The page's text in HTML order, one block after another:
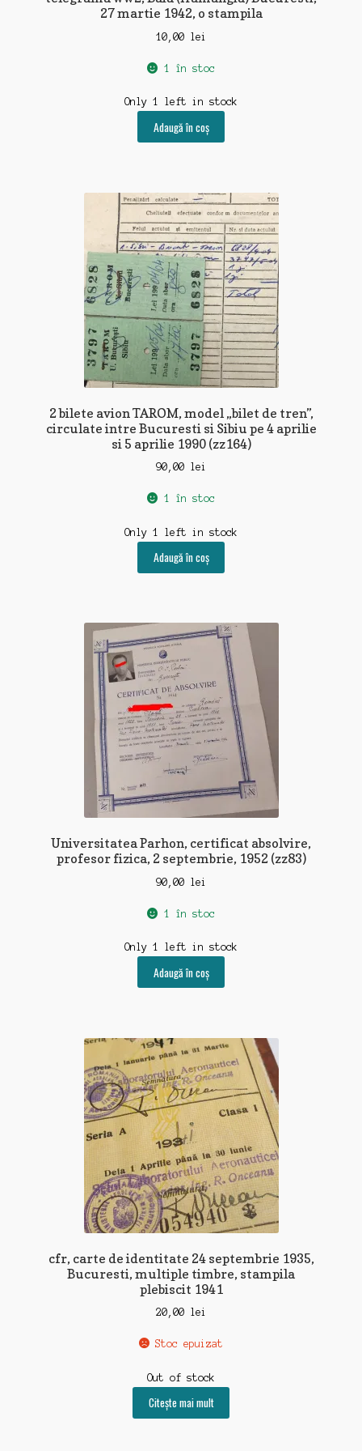
27 martie 1942, o stampila
10,00 lei
1 în stoc
Only 1 left in stock
Adaugă în coș
2 bilete avion TAROM, model „bilet de tren”,
circulate intre Bucuresti si Sibiu pe 4 aprilie
si 5 aprilie 1990 (zz164)
90,00 lei
1 în stoc
Only 1 left in stock
Adaugă în coș
Universitatea Parhon, certificat absolvire,
profesor fizica, 2 septembrie, 1952 (zz83)
90,00 lei
1 în stoc
Only 1 left in stock
Adaugă în coș
cfr, carte de identitate 24 septembrie 1935,
Bucuresti, multiple timbre, stampila
plebiscit 1941
20,00 lei
Stoc epuizat
Out of stock
Citește mai mult